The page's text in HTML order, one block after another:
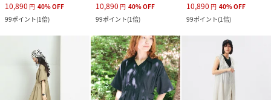
10,890 円 40%OFF
99ポイント(1倍)
10,890 円 40%OFF
99ポイント(1倍)
10,890 円 40%OFF
99ポイント(1倍)